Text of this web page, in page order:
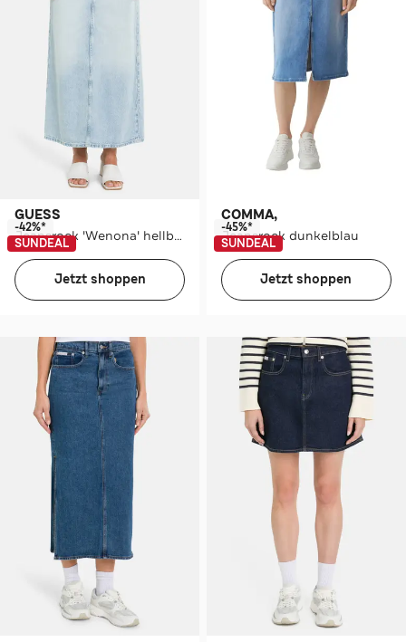
GUESS
Jeansrock 'Wenona' hellblau
-42%*
SUNDEAL
Jetzt shoppen
COMMA,
Jeansrock dunkelblau
-45%*
SUNDEAL
Jetzt shoppen